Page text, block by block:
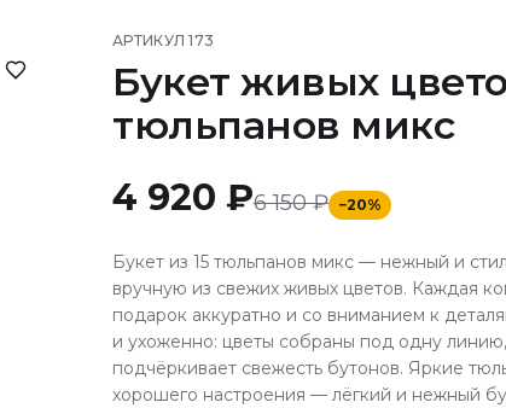
АРТИКУЛ173
Букет живых
тюльпанов микс
4 920 ₽6 150 ₽ −20%
Букет из 15 тюльпанов микс — нежный и
вручную из свежих живых цветов. Каждая
подарок аккуратно и со вниманием к
и ухоженно: цветы собраны под одну
подчёркивает свежесть бутонов. Яркие
хорошего настроения — лёгкий и нежный